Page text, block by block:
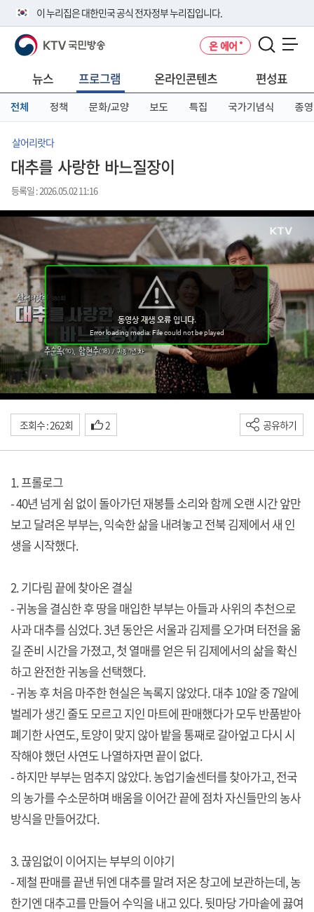
이 누리집은 대한민국 공식 전자정부 누리집입니다.
공식 누리집 주소 확인하기
니다.
이밖에 or.kr 또는 .kr등 다른 도메인 주소를 사용하고 있다면 아래 URL에
서 도메인 주소를 확인해 보세요
KTV 국민방송 온 에어
뉴스 프로그램 온라인콘텐츠 편성표
전체 정책 문화/교양 보도 특집 국가기념식 종영
살어리랏다
대추를 사랑한 바느질장이
등록일 : 2026.05.02 11:16
조회수 : 262회 2 공유하기
1. 프롤로그
- 40년 넘게 쉼 없이 돌아가던 재봉틀 소리와 함께 오랜 시간 앞만
보고 달려온 부부는, 익숙한 삶을 내려놓고 전북 김제에서 새 인
생을 시작했다.
2. 기다림 끝에 찾아온 결실
- 귀농을 결심한 후 땅을 매입한 부부는 아들과 사위의 추천으로
사과 대추를 심었다. 3년 동안은 서울과 김제를 오가며 터전을 옮
길 준비 시간을 가졌고, 첫 열매를 얻은 뒤 김제에서의 삶을 확신
하고 완전한 귀농을 선택했다.
- 귀농 후 처음 마주한 현실은 녹록지 않았다. 대추 10알 중 7알에
벌레가 생긴 줄도 모르고 지인 마트에 판매했다가 모두 반품받아
폐기한 사연도, 토양이 맞지 않아 밭을 통째로 갈아엎고 다시 시
작해야 했던 사연도 나열하자면 끝이 없다.
- 하지만 부부는 멈추지 않았다. 농업기술센터를 찾아가고, 전국
의 농가를 수소문하며 배움을 이어간 끝에 점차 자신들만의 농사
방식을 만들어갔다.
3. 끊임없이 이어지는 부부의 이야기
- 제철 판매를 끝낸 뒤엔 대추를 말려 저온 창고에 보관하는데, 농
한기엔 대추고를 만들어 수익을 내고 있다. 뒷마당 가마솥에 끓여